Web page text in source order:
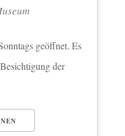
geöffnet. Es
der